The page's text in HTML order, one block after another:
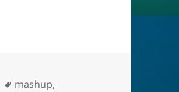
Tag
mashup,